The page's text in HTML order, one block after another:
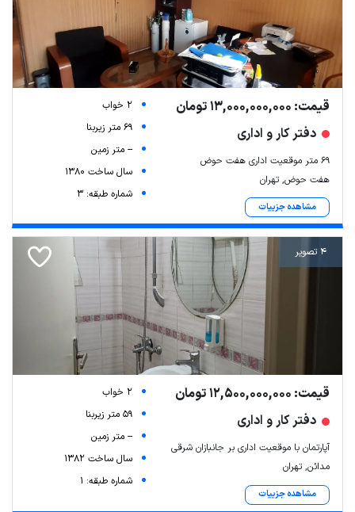
قیمت: 13,000,000,000 تومان
دفتر کار و اداری
۶۹ متر موقعیت اداری هفت حوض
هفت حوض, تهران
مشاهده جزییات
2 خواب
69 متر زیربنا
-- متر زمین
سال ساخت 1380
شماره طبقه: 3
4 تصویر
قیمت: 12,500,000,000 تومان
دفتر کار و اداری
آپارتمان با موقعیت اداری بر جانبازان شرقی
مدائن, تهران
مشاهده جزییات
2 خواب
59 متر زیربنا
-- متر زمین
سال ساخت 1382
شماره طبقه: 1